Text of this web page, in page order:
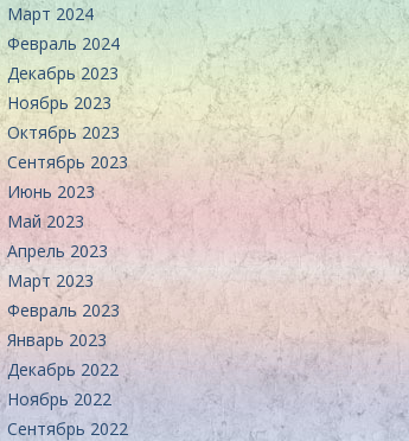
Март 2024
Февраль 2024
Декабрь 2023
Ноябрь 2023
Октябрь 2023
Сентябрь 2023
Июнь 2023
Май 2023
Апрель 2023
Март 2023
Февраль 2023
Январь 2023
Декабрь 2022
Ноябрь 2022
Сентябрь 2022